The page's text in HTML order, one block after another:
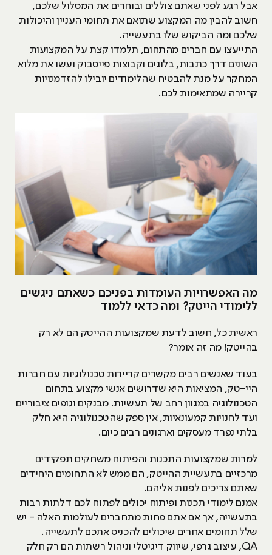
אבל רגע לפני שאתם צוללים ובוחרים את המסלול שלכם,
חשוב להבין מה המקצוע שתואם את תחומי העניין והיכולות
שלכם ומה הביקוש שלו בתעשייה.
התייעצו עם חברים מהתחום, תלמדו קצת על המקצועות
השונים דרך כתבות, בלוגים וקבוצות פייסבוק ועשו את מלוא
המחקר על מנת להבטיח שהלימודים יובילו להזדמנויות
קריירה שמתאימות לכם.
מה האפשרויות העומדות בפניכם כשאתם ניגשים
ללימודי הייטק? ומה כדאי ללמוד
ראשית כל, חשוב לדעת שמקצועות ההייטק הם לא רק
בהייטק! מה זה אומר?
בעוד שאנשים רבים מקשרים קריירות טכנולוגיות עם חברות
היי-טק, המציאות היא שדרושים אנשי מקצוע בתחום
הטכנולוגיה במגוון רחב של תעשיות. מבנקים וגופים ציבוריים
ועד לחנויות קמעונאיות, אין ספק שהטכנולוגיה היא חלק
בלתי נפרד מעסקים וארגונים רבים כיום.
למרות שמקצועות התכנות והפיתוח משחקים תפקידים
מרכזיים בתעשיית ההייטק, הם ממש לא התחומים היחידים
שאתם צריכים לפנות אליהם.
אמנם לימודי תכנות ופיתוח יכולים לפתוח לכם דלתות רבות
בתעשייה, אך אם אתם פחות מתחברים לעולמות האלה - יש
שלל תחומים אחרים שיכולים להכניס אתכם לתעשייה.
QA, עיצוב גרפי, שיווק דיגיטלי וניהול רשתות הם רק חלק